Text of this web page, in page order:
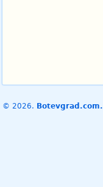
© 2026. Botevgrad.com.